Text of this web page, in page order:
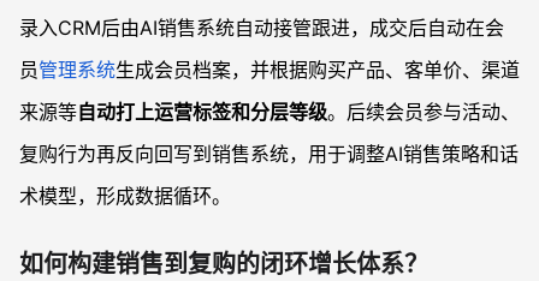
录入CRM后由AI销售系统自动接管跟进，成交后自动在会
员管理系统生成会员档案，并根据购买产品、客单价、渠道
来源等自动打上运营标签和分层等级。后续会员参与活动、
复购行为再反向回写到销售系统，用于调整AI销售策略和话
术模型，形成数据循环。
如何构建销售到复购的闭环增长体系？